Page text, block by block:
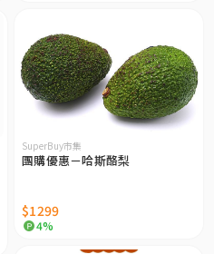
SuperBuy市集
團購優惠－哈斯酪梨
$1299
4%